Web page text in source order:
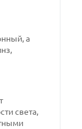
а
света,